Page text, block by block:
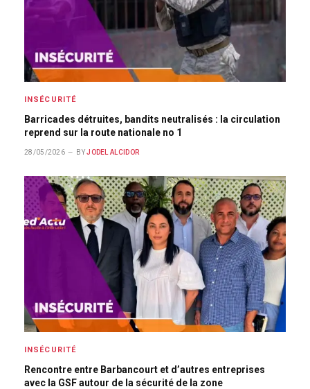
INSÉCURITÉ
Barricades détruites, bandits neutralisés : la circulation
reprend sur la route nationale no 1
28/05/2026 BY JODEL ALCIDOR
INSÉCURITÉ
Rencontre entre Barbancourt et d’autres entreprises
avec la GSF autour de la sécurité de la zone